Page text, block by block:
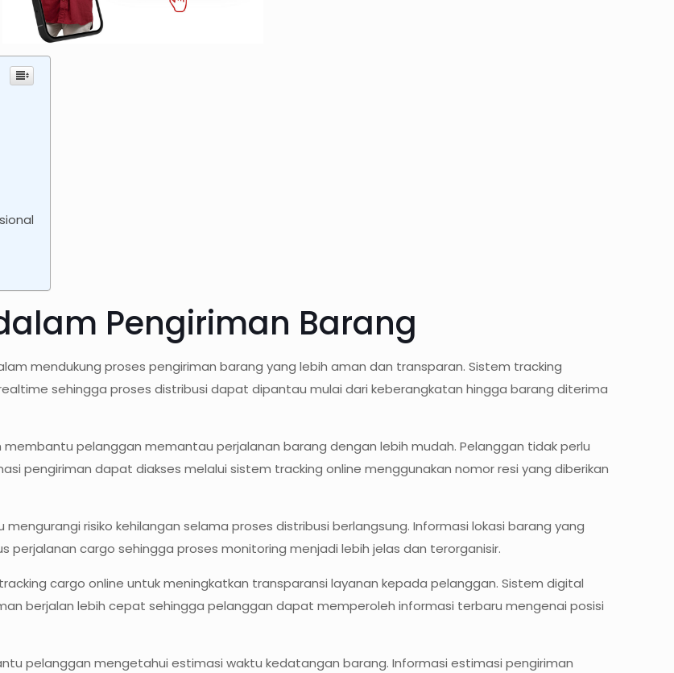
Pengiriman Barang
mendukung proses pengiriman barang yang lebih aman dan transparan. Sistem tracking
sehingga proses distribusi dapat dipantau mulai dari keberangkatan hingga barang diterima
pelanggan memantau perjalanan barang dengan lebih mudah. Pelanggan tidak perlu
pengiriman dapat diakses melalui sistem tracking online menggunakan nomor resi yang diberikan
risiko kehilangan selama proses distribusi berlangsung. Informasi lokasi barang yang
cargo sehingga proses monitoring menjadi lebih jelas dan terorganisir.
cargo online untuk meningkatkan transparansi layanan kepada pelanggan. Sistem digital
berjalan lebih cepat sehingga pelanggan dapat memperoleh informasi terbaru mengenai posisi
pelanggan mengetahui estimasi waktu kedatangan barang. Informasi estimasi pengiriman